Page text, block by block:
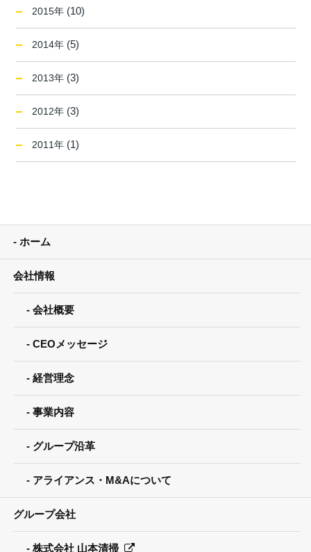
2015年 (10)
2014年 (5)
2013年 (3)
2012年 (3)
2011年 (1)
ホーム
会社情報
会社概要
CEOメッセージ
経営理念
事業内容
グループ沿革
アライアンス・M&Aについて
グループ会社
株式会社 山本清掃